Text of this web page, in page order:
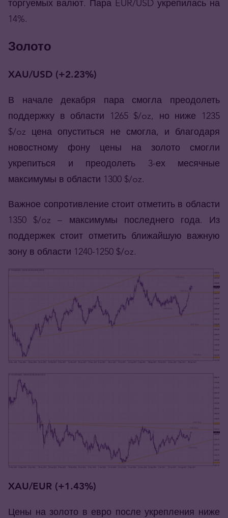
торгуемых валют. Пара EUR/USD укрепилась на
14%.
Золото
XAU/USD (+2.23%)
В начале декабря пара смогла преодолеть
поддержку в области 1265 $/oz, но ниже 1235
$/oz цена опуститься не смогла, и благодаря
новостному фону цены на золото смогли
укрепиться и преодолеть 3-ех месячные
максимумы в области 1300 $/oz.
Важное сопротивление стоит отметить в области
1350 $/oz – максимумы последнего года. Из
поддержек стоит отметить ближайшую важную
зону в области 1240-1250 $/oz.
XAU/EUR (+1.43%)
Цены на золото в евро после укрепления ниже